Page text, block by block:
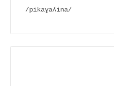
/pikaɣaʎina/